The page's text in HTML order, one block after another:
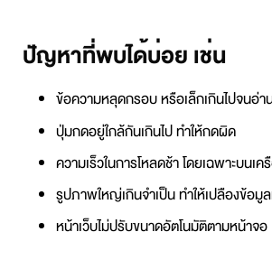
ปัญหาที่พบได้บ่อย เช่น
ข้อความหลุดกรอบ หรือเล็กเกินไปจนอ่า
ปุ่มกดอยู่ใกล้กันเกินไป ทำให้กดผิด
ความเร็วในการโหลดช้า โดยเฉพาะบนเ
รูปภาพใหญ่เกินจำเป็น ทำให้เปลืองข้อมู
หน้าเว็บไม่ปรับขนาดอัตโนมัติตามหน้าจอ